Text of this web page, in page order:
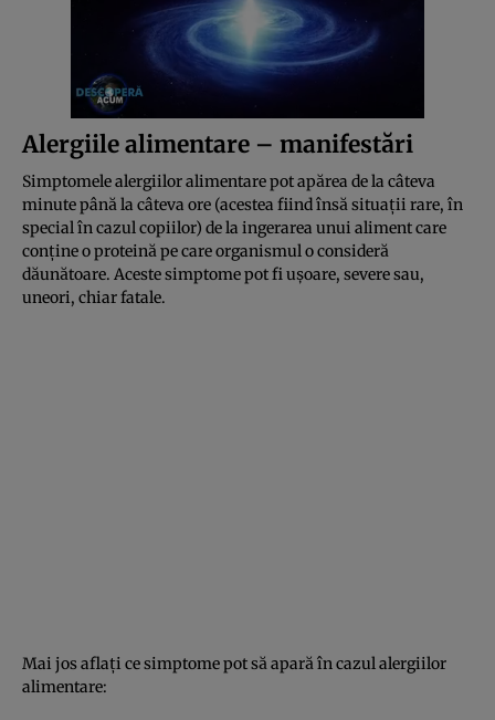
Alergiile alimentare – manifestări
Simptomele alergiilor alimentare pot apărea de la câteva
minute până la câteva ore (acestea fiind însă situaţii rare, în
special în cazul copiilor) de la ingerarea unui aliment care
conţine o proteină pe care organismul o consideră
dăunătoare. Aceste simptome pot fi uşoare, severe sau,
uneori, chiar fatale.
Mai jos aflaţi ce simptome pot să apară în cazul alergiilor
alimentare: